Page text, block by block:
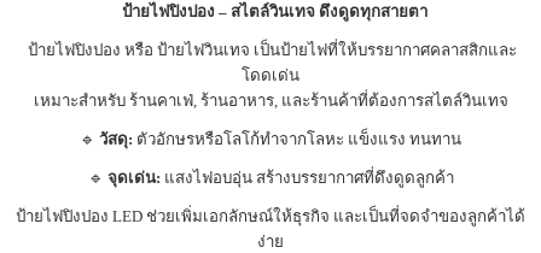
ป้ายไฟปิงปอง – สไตล์วินเทจ ดึงดูดทุกสายตา
ป้ายไฟปิงปอง หรือ ป้ายไฟวินเทจ เป็นป้ายไฟที่ให้บรรยากาศคลาสสิกและ
โดดเด่น
เหมาะสำหรับ ร้านคาเฟ่, ร้านอาหาร, และร้านค้าที่ต้องการสไตล์วินเทจ
🔹 วัสดุ: ตัวอักษรหรือโลโก้ทำจากโลหะ แข็งแรง ทนทาน
🔹 จุดเด่น: แสงไฟอบอุ่น สร้างบรรยากาศที่ดึงดูดลูกค้า
ป้ายไฟปิงปอง LED ช่วยเพิ่มเอกลักษณ์ให้ธุรกิจ และเป็นที่จดจำของลูกค้าได้
ง่าย